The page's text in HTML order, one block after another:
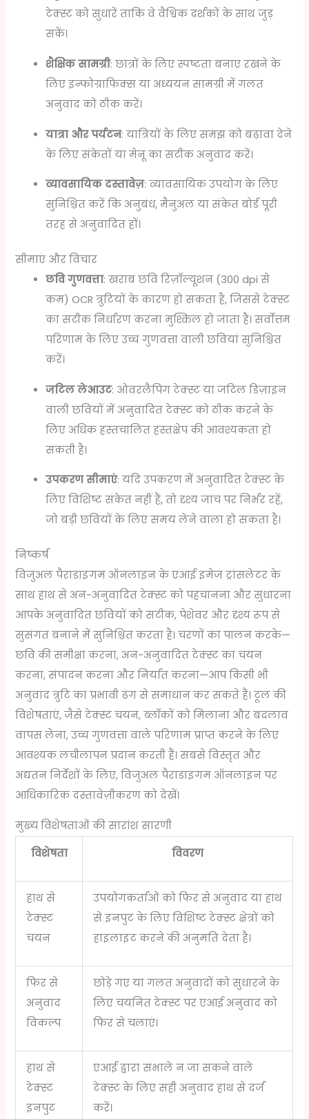
टेक्स्ट को सुधारें ताकि वे वैश्विक दर्शकों के साथ जुड़
सकें।
शैक्षिक सामग्री: छात्रों के लिए स्पष्टता बनाए रखने के
लिए इन्फोग्राफिक्स या अध्ययन सामग्री में गलत
अनुवाद को ठीक करें।
यात्रा और पर्यटन: यात्रियों के लिए समझ को बढ़ावा देने
के लिए संकेतों या मेनू का सटीक अनुवाद करें।
व्यावसायिक दस्तावेज़: व्यावसायिक उपयोग के लिए
सुनिश्चित करें कि अनुबंध, मैनुअल या संकेत बोर्ड पूरी
तरह से अनुवादित हों।
सीमाएं और विचार
छवि गुणवत्ता: खराब छवि रिज़ॉल्यूशन (300 dpi से
कम) OCR त्रुटियों के कारण हो सकता है, जिससे टेक्स्ट
का सटीक निर्धारण करना मुश्किल हो जाता है। सर्वोत्तम
परिणाम के लिए उच्च गुणवत्ता वाली छवियां सुनिश्चित
करें।
जटिल लेआउट: ओवरलैपिंग टेक्स्ट या जटिल डिज़ाइन
वाली छवियों में अनुवादित टेक्स्ट को ठीक करने के
लिए अधिक हस्तचालित हस्तक्षेप की आवश्यकता हो
सकती है।
उपकरण सीमाएं: यदि उपकरण में अनुवादित टेक्स्ट के
लिए विशिष्ट संकेत नहीं हैं, तो दृश्य जांच पर निर्भर रहें,
जो बड़ी छवियों के लिए समय लेने वाला हो सकता है।
निष्कर्ष
विजुअल पैराडाइगम ऑनलाइन के एआई इमेज ट्रांसलेटर के
साथ हाथ से अन-अनुवादित टेक्स्ट को पहचानना और सुधारना
आपके अनुवादित छवियों को सटीक, पेशेवर और दृश्य रूप से
सुसंगत बनाने में सुनिश्चित करता है। चरणों का पालन करके—
छवि की समीक्षा करना, अन-अनुवादित टेक्स्ट का चयन
करना, संपादन करना और निर्यात करना—आप किसी भी
अनुवाद त्रुटि का प्रभावी ढंग से समाधान कर सकते हैं। टूल की
विशेषताएं, जैसे टेक्स्ट चयन, ब्लॉकों को मिलाना और बदलाव
वापस लेना, उच्च गुणवत्ता वाले परिणाम प्राप्त करने के लिए
आवश्यक लचीलापन प्रदान करती हैं। सबसे विस्तृत और
अद्यतन निर्देशों के लिए, विजुअल पैराडाइगम ऑनलाइन पर
आधिकारिक दस्तावेज़ीकरण को देखें।
मुख्य विशेषताओं की सारांश सारणी
विशेषता
विवरण
हाथ से
टेक्स्ट
चयन
उपयोगकर्ताओं को फिर से अनुवाद या हाथ
से इनपुट के लिए विशिष्ट टेक्स्ट क्षेत्रों को
हाइलाइट करने की अनुमति देता है।
फिर से
अनुवाद
विकल्प
छोड़े गए या गलत अनुवादों को सुधारने के
लिए चयनित टेक्स्ट पर एआई अनुवाद को
फिर से चलाएं।
हाथ से
टेक्स्ट
इनपुट
एआई द्वारा संभाले न जा सकने वाले
टेक्स्ट के लिए सही अनुवाद हाथ से दर्ज
करें।